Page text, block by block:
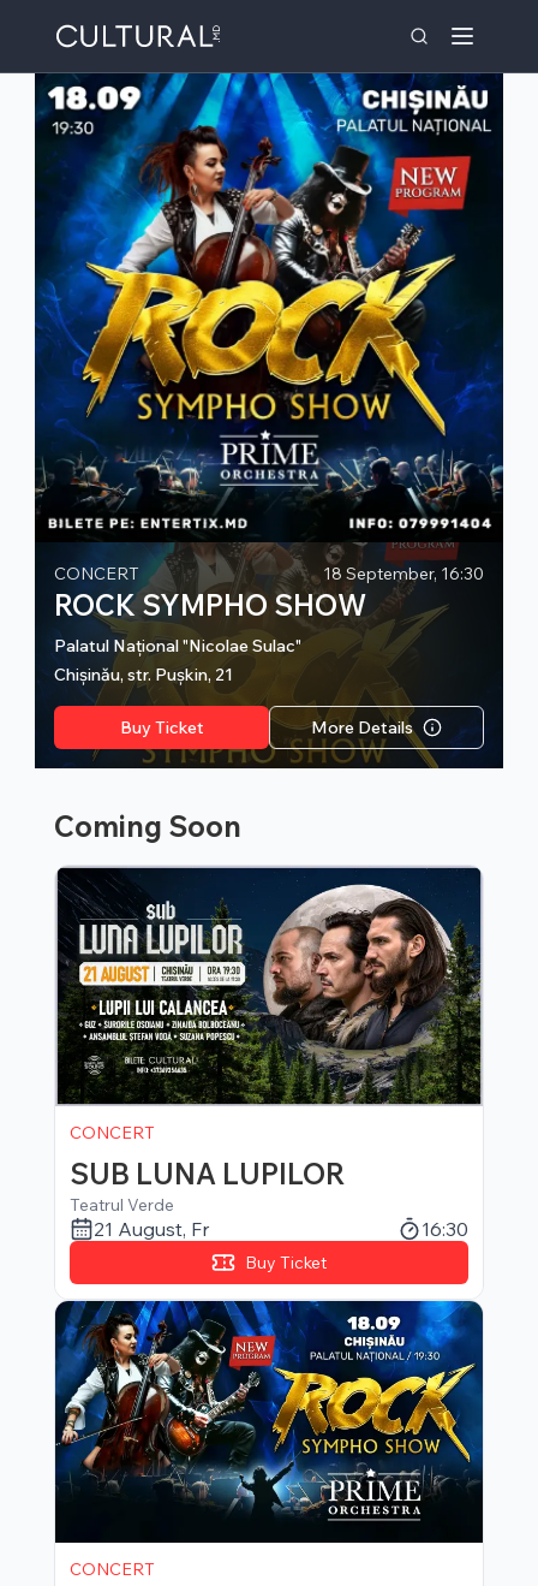
CONCERT 18 September, 16:30
ROCK SYMPHO SHOW
Palatul Național "Nicolae Sulac"
Chișinău, str. Pușkin, 21
Buy Ticket More Details
Coming Soon
CONCERT
SUB LUNA LUPILOR
Teatrul Verde
21 August, Fr 16:30
Buy Ticket
CONCERT